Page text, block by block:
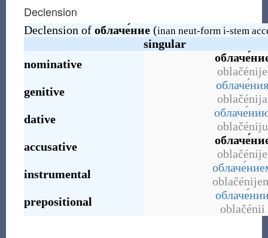
Declension
Declension of облаче́ние(inan neut-form i-stem
singular
nominative
oblačénije
genitive
oblačénija
dative
oblačéniju
accusative
oblačénije
instrumental
prepositional
oblačénii